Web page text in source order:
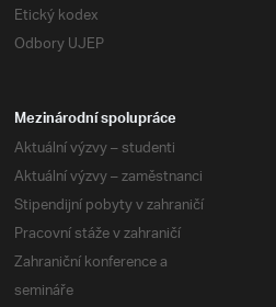
Etický kodex
Odbory UJEP
Mezinárodní spolupráce
Aktuální výzvy – studenti
Aktuální výzvy – zaměstnanci
Stipendijní pobyty v zahraničí
Pracovní stáže v zahraničí
Zahraniční konference a
semináře